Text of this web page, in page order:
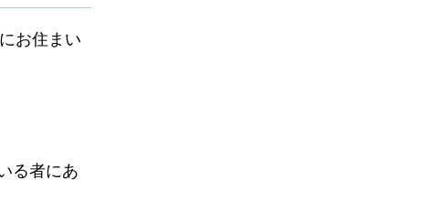
お住まい
る者にあ